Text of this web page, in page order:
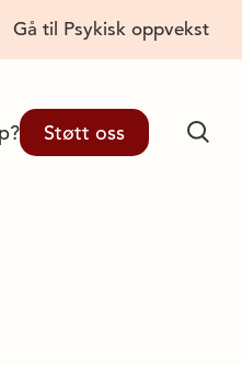
Gå til Psykisk oppvekst
Støtt oss
Lukk